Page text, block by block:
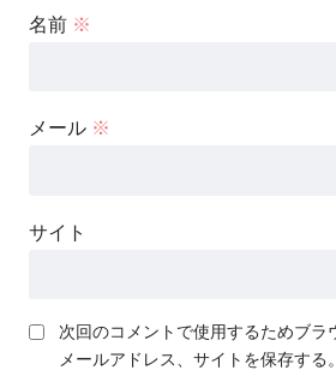
名前 ※
メール ※
サイト
次回のコメントで使用するためブラ
メールアドレス、サイトを保存する。